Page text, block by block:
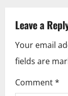
a
v
i
g
Leave a
Your email
fields are
Comment*